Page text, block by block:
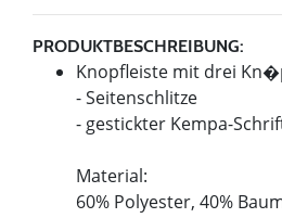
PRODUKTBESCHREIBUNG:
Knopfleiste mit drei
- Seitenschlitze
- gestickter Kempa-
Material:
60% Polyester, 40%